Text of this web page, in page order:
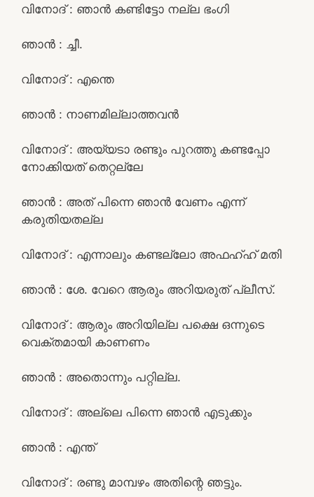
വിനോദ് : ഞാൻ കണ്ടിട്ടോ നല്ല ഭംഗി
ഞാൻ : ച്ചീ.
വിനോദ് : എന്തെ
ഞാൻ : നാണമില്ലാത്തവൻ
വിനോദ് : അയ്യടാ രണ്ടും പുറത്തു കണ്ടപ്പോ
നോക്കിയത് തെറ്റല്ലേ
ഞാൻ : അത് പിന്നെ ഞാൻ വേണം എന്ന്
കരുതിയതല്ല
വിനോദ് : എന്നാലും കണ്ടല്ലോ അഫഹ്ഹ് മതി
ഞാൻ : ശേ. വേറെ ആരും അറിയരുത് പ്ലീസ്.
വിനോദ് : ആരും അറിയില്ല പക്ഷെ ഒന്നുടെ
വെക്തമായി കാണണം
ഞാൻ : അതൊന്നും പറ്റില്ല.
വിനോദ് : അല്ലെ പിന്നെ ഞാൻ എടുക്കും
ഞാൻ : എന്ത്
വിനോദ് : രണ്ടു മാമ്പഴം അതിന്റെ ഞട്ടും.